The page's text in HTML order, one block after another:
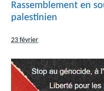
Rassemblement en
palestinien
23 février